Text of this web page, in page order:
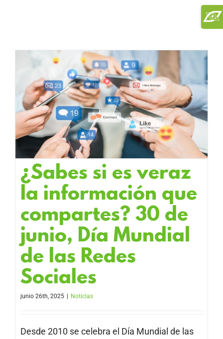
¿Sabes si es veraz
la información que
compartes? 30 de
junio, Día Mundial
de las Redes
Sociales
junio 26th, 2025 Noticias
Desde 2010 se celebra el Día Mundial de las
Area